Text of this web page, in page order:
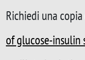
Richiedi una
of glucose-insulin